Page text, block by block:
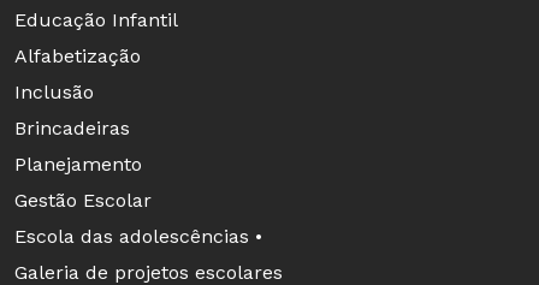
Educação Infantil
Alfabetização
Inclusão
Brincadeiras
Planejamento
Gestão Escolar
Escola das adolescências •
Galeria de projetos escolares